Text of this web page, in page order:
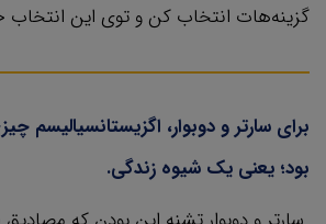
گزینه‌هات انتخاب کن و توی این انتخاب
برای سارتر و دوبوار، اگزیستانسیالیسم
بود؛ یعنی یک شیوه زندگی.